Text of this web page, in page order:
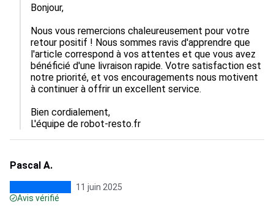
Bonjour,
Nous vous remercions chaleureusement pour votre
retour positif ! Nous sommes ravis d'apprendre que
l'article correspond à vos attentes et que vous avez
bénéficié d'une livraison rapide. Votre satisfaction est
notre priorité, et vos encouragements nous motivent
à continuer à offrir un excellent service.
Bien cordialement,
L'équipe de robot-resto.fr
Pascal A.
11 juin 2025
Avis vérifié